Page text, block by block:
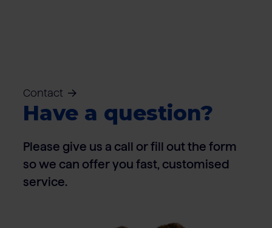
Contact
Have a question?
Please give us a call or fill out the form
so we can offer you fast, customised
service.